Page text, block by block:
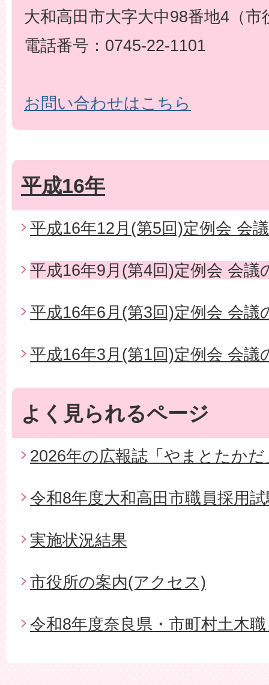
大和高田市大字大中98番地4（市
電話番号：0745-22-1101
お問い合わせはこちら
平成16年
平成16年12月(第5回)定例会 会
平成16年9月(第4回)定例会 会議
平成16年6月(第3回)定例会 会議
平成16年3月(第1回)定例会 会議
よく見られるページ
2026年の広報誌「やまとたかだ
令和8年度大和高田市職員採用
実施状況結果
市役所の案内(アクセス)
令和8年度奈良県・市町村土木